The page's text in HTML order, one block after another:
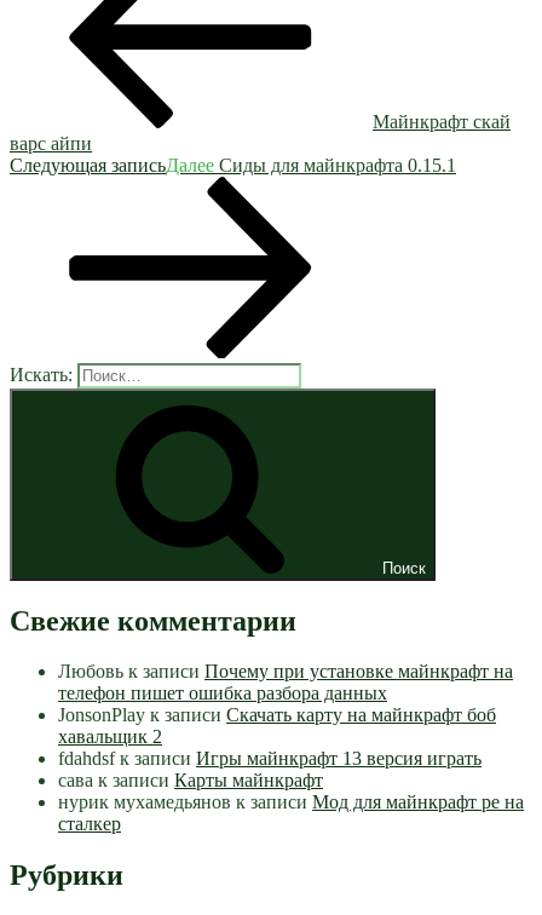
Майнкрафт скай
варс айпи
Следующая записьДалее Сиды для майнкрафта 0.15.1
Искать:
Поиск
Свежие комментарии
Любовь к записи Почему при установке майнкрафт на
телефон пишет ошибка разбора данных
JonsonPlay к записи Скачать карту на майнкрафт боб
хавальщик 2
fdahdsfк записи Игры майнкрафт 13 версия играть
сава к записи Карты майнкрафт
нурик мухамедьянов к записи Мод для майнкрафт pe на
сталкер
Рубрики